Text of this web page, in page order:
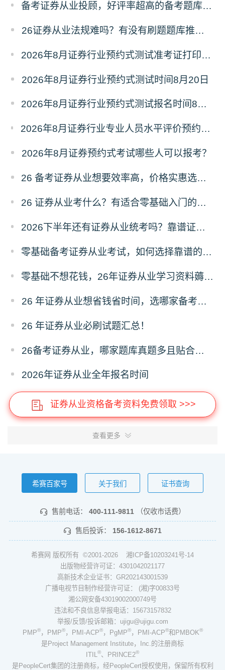
备考证券从业投顾，好评率超高的备考题库，你是否在用？
26证券从业法规难吗？有没有刷题题库推荐？
2026年8月证券行业预约式测试准考证打印时间8月18日15时
2026年8月证券行业预约式测试时间8月20日
2026年8月证券行业预约式测试报名时间8月6日-13日
2026年8月证券行业专业人员水平评价预约测试公告发布（8月6日-13日报名）
2026年8月证券预约式考试哪些人可以报考？
26 备考证券从业想要效率高，价格实惠选哪家题库？
26 证券从业考什么？有适合零基础入门的网课吗？求推荐！
2026下半年还有证券从业统考吗？靠谱证券从业题库推荐！
零基础备考证券从业考试，如何选择靠谱的学习机构？？
零基础不想花钱，26年证券从业学习资料薅羊毛攻略！
26 年证券从业想省钱省时间，选哪家备考资料？
26 年证券从业必刷试题汇总！
26备考证券从业，哪家题库真题多且贴合考纲？
2026年证券从业全年报名时间
证券从业资格备考资料免费领取 >>>
查看更多
希赛百家号 关于我们 证书查询
售前电话： 400-111-9811 （仅收市话费）
售后投诉： 156-1612-8671
希赛网 版权所有 ©2001-2026 湘ICP备10203241号-14
出版物经营许可证：4301042021177
高新技术企业证书：GR202143001539
广播电视节目制作经营许可证： (湘)字00833号
湘公网安备43019002000749号
违法和不良信息举报电话：15673157832
举报/反馈/投诉邮箱：ujigu@ujigu.com
PMP®，PMP®，PMI-ACP®，PgMP®，PMI-ACP®和PMBOK®
是Project Management Institute，Inc.的注册商标
ITIL ®、PRINCE2®
是PeopleCert集团的注册商标，经PeopleCert授权使用，保留所有权利